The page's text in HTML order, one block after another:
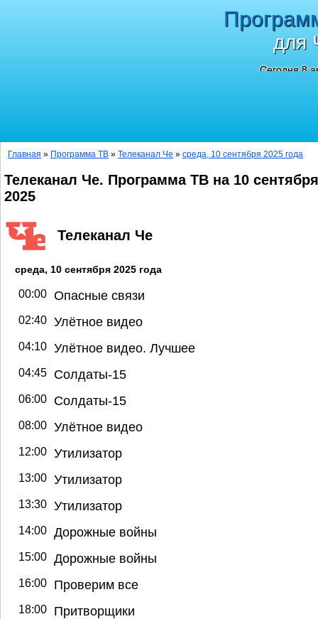
для
Сегодня 8
Главная » Программа ТВ » Телеканал Че » среда, 10 сентября 2025 года
Телеканал Че. Программа ТВ на 10 сентября
2025
Телеканал Че
среда, 10 сентября 2025 года
00:00 Опасные связи
02:40 Улётное видео
04:10 Улётное видео. Лучшее
04:45 Солдаты-15
06:00 Солдаты-15
08:00 Улётное видео
12:00 Утилизатор
13:00 Утилизатор
13:30 Утилизатор
14:00 Дорожные войны
15:00 Дорожные войны
16:00 Проверим все
18:00 Притворщики